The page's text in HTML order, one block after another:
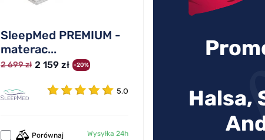
SleepMed PREMIUM -
materac...
2 699 zł 2 159 zł -20%
5.0
Porównaj Wysyłka 24h
Halsa,